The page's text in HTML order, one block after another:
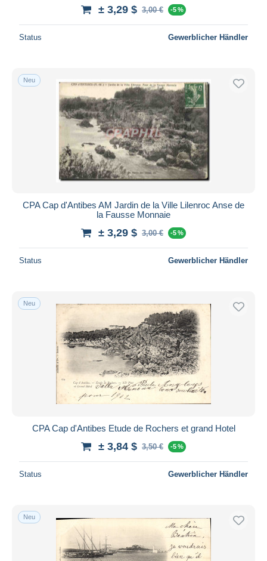
± 3,29 $ 3,00 € -5 %
Status Gewerblicher Händler
Neu
CPA Cap d'Antibes AM Jardin de la Ville Lilenroc Anse de
la Fausse Monnaie
± 3,29 $ 3,00 € -5 %
Status Gewerblicher Händler
Neu
CPA Cap d'Antibes Etude de Rochers et grand Hotel
± 3,84 $ 3,50 € -5 %
Status Gewerblicher Händler
Neu